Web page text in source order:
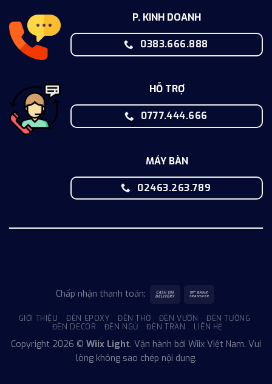
P. KINH DOANH
0383.666.888
HỖ TRỢ
0777.444.666
MÁY BÀN
02463.263.789
Chấp nhận thanh toán:
GIỚI THIỆU ĐÈN EPOXY ĐÈN THỜ ĐÈN VƯỜN
ĐÈN TƯỜNG
ĐÈN DECOR
ĐÈN NGỦ ĐÈN TRẦN LIÊN HỆ
Copyright 2026 © Wiix Light. Vận hành bởi Wiix Việt Nam. Vui
lòng không sao chép nội dung.